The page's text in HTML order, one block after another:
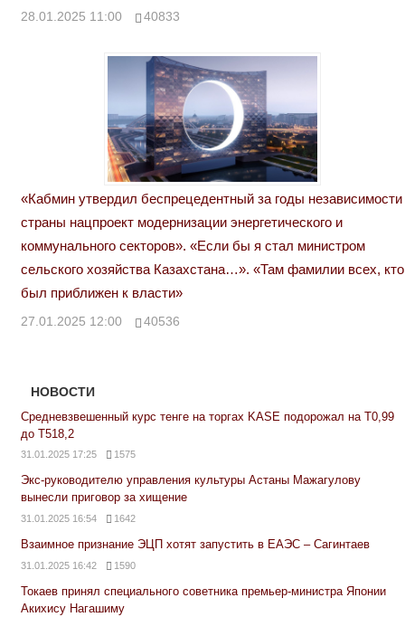
28.01.2025 11:00 40833
«Кабмин утвердил беспрецедентный за годы независимости
страны нацпроект модернизации энергетического и
коммунального секторов». «Если бы я стал министром
сельского хозяйства Казахстана…». «Там фамилии всех, кто
был приближен к власти»
27.01.2025 12:00 40536
НОВОСТИ
Средневзвешенный курс тенге на торгах KASE подорожал на Т0,99
до Т518,2
31.01.2025 17:25 1575
Экс-руководителю управления культуры Астаны Мажагулову
вынесли приговор за хищение
31.01.2025 16:54 1642
Взаимное признание ЭЦП хотят запустить в ЕАЭС – Сагинтаев
31.01.2025 16:42 1590
Токаев принял специального советника премьер-министра Японии
Акихису Нагашиму